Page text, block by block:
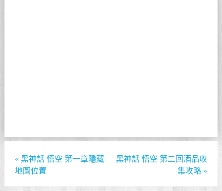
« 黑神話 悟空 第一章隱藏
地圖位置
黑神話 悟空 第二回酒品收
集攻略 »